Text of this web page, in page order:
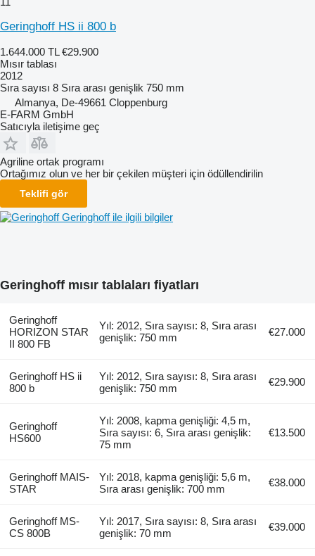
Geringhoff HS ii 800 b
1.644.000 TL €29.900
Mısır tablası
2012
Sıra sayısı 8 Sıra arası genişlik 750 mm
Almanya, De-49661 Cloppenburg
E-FARM GmbH
Satıcıyla iletişime geç
Agriline ortak programı
Ortağımız olun ve her bir çekilen müşteri için ödüllendirilin
Teklifi gör
Geringhoff ile ilgili bilgiler
Geringhoff mısır tablaları fiyatları
Geringhoff
HORIZON STAR
II 800 FB
Yıl: 2012, Sıra sayısı: 8, Sıra arası
genişlik: 750 mm
€27.000
Geringhoff HS ii
800 b
Yıl: 2012, Sıra sayısı: 8, Sıra arası
genişlik: 750 mm
€29.900
Geringhoff
HS600
Yıl: 2008, kapma genişliği: 4,5 m,
Sıra sayısı: 6, Sıra arası genişlik:
75 mm
€13.500
Geringhoff MAIS-
STAR
Yıl: 2018, kapma genişliği: 5,6 m,
Sıra arası genişlik: 700 mm
€38.000
Geringhoff MS-
CS 800B
Yıl: 2017, Sıra sayısı: 8, Sıra arası
genişlik: 70 mm
€39.000